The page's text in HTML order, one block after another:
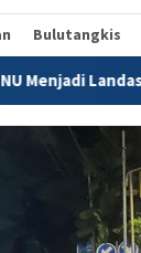
Bulutangkis